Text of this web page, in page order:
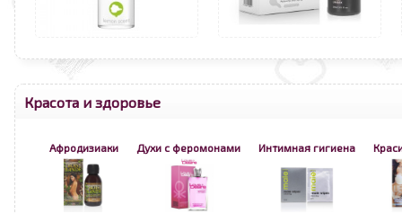
Красота и здоровье
Афродизиаки Духи с феромонами Интимная гигиена